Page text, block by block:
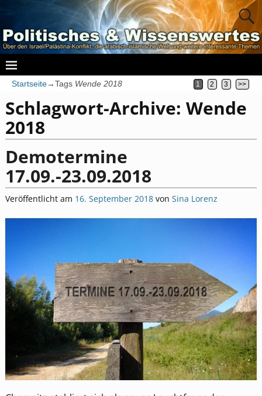
Startseite→Tags Wende 2018 1 2 3 >>
Schlagwort-Archive: Wende
2018
Demotermine
17.09.-23.09.2018
Veröffentlicht am 16. September 2018 von Sina Lorenz